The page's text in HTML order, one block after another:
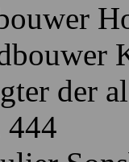
H
der
444